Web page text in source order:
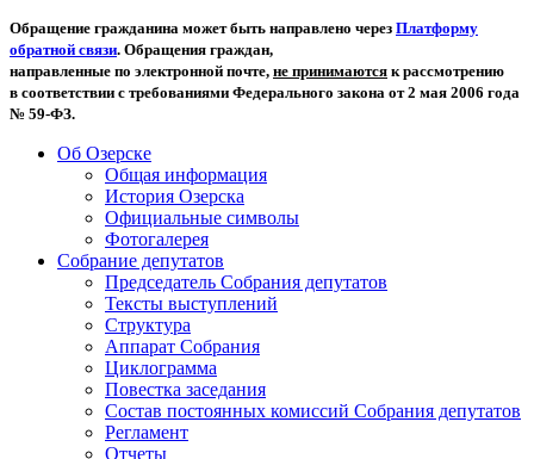
Обращение гражданина может быть направлено через Платформу
обратной связи. Обращения граждан,
направленные по электронной почте, не принимаются к рассмотрению
в соответствии с требованиями Федерального закона от 2 мая 2006 года
№ 59-ФЗ.
Об Озерске
Общая информация
История Озерска
Официальные символы
Фотогалерея
Собрание депутатов
Председатель Собрания депутатов
Тексты выступлений
Структура
Аппарат Собрания
Циклограмма
Повестка заседания
Состав постоянных комиссий Собрания депутатов
Регламент
Отчеты